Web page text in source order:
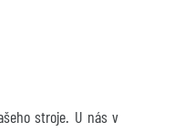
stroje. U nás v